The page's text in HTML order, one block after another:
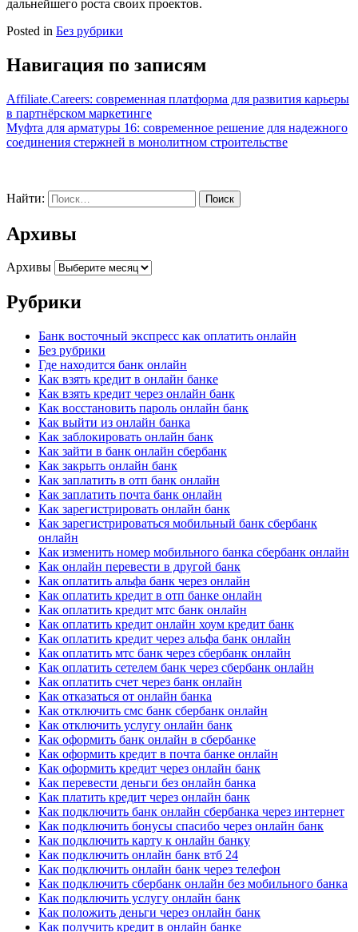
дальнейшего роста своих проектов.
Posted in Без рубрики
Навигация по записям
Affiliate.Careers: современная платформа для развития карьеры
в партнёрском маркетинге
Муфта для арматуры 16: современное решение для надежного
соединения стержней в монолитном строительстве
Найти:
Архивы
Архивы
Рубрики
Банк восточный экспресс как оплатить онлайн
Без рубрики
Где находится банк онлайн
Как взять кредит в онлайн банке
Как взять кредит через онлайн банк
Как восстановить пароль онлайн банк
Как выйти из онлайн банка
Как заблокировать онлайн банк
Как зайти в банк онлайн сбербанк
Как закрыть онлайн банк
Как заплатить в отп банк онлайн
Как заплатить почта банк онлайн
Как зарегистрировать онлайн банк
Как зарегистрироваться мобильный банк сбербанк
онлайн
Как изменить номер мобильного банка сбербанк онлайн
Как онлайн перевести в другой банк
Как оплатить альфа банк через онлайн
Как оплатить кредит в отп банке онлайн
Как оплатить кредит мтс банк онлайн
Как оплатить кредит онлайн хоум кредит банк
Как оплатить кредит через альфа банк онлайн
Как оплатить мтс банк через сбербанк онлайн
Как оплатить сетелем банк через сбербанк онлайн
Как оплатить счет через банк онлайн
Как отказаться от онлайн банка
Как отключить смс банк сбербанк онлайн
Как отключить услугу онлайн банк
Как оформить банк онлайн в сбербанке
Как оформить кредит в почта банке онлайн
Как оформить кредит через онлайн банк
Как перевести деньги без онлайн банка
Как платить кредит через онлайн банк
Как подключить банк онлайн сбербанка через интернет
Как подключить бонусы спасибо через онлайн банк
Как подключить карту к онлайн банку
Как подключить онлайн банк втб 24
Как подключить онлайн банк через телефон
Как подключить сбербанк онлайн без мобильного банка
Как подключить услугу онлайн банк
Как положить деньги через онлайн банк
Как получить кредит в онлайн банке